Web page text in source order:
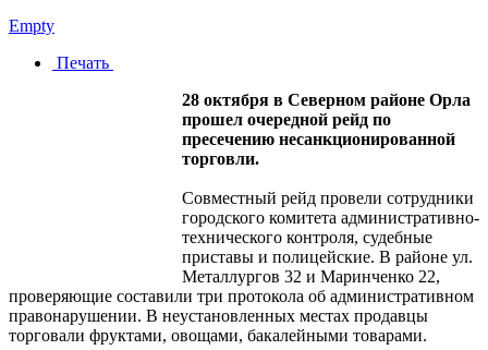
Empty
Печать
28 октября в Северном районе Орла
прошел очередной рейд по
пресечению несанкционированной
торговли.
Совместный рейд провели сотрудники
городского комитета административно-
технического контроля, судебные
приставы и полицейские. В районе ул.
Металлургов 32 и Маринченко 22,
проверяющие составили три протокола об административном
правонарушении. В неустановленных местах продавцы
торговали фруктами, овощами, бакалейными товарами.